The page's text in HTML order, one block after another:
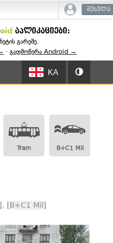
შესვლა
აპლიკაციები:
გარეშე.
· გადმოწერა Android →
KA
Tram B+C1 Mil
, [B+C1 Mil]